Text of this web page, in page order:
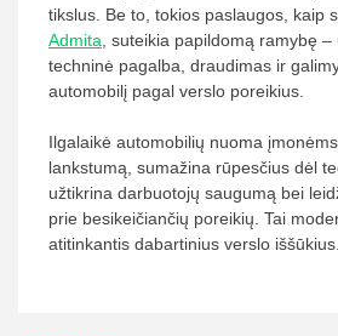
tikslus. Be to, tokios paslaugos, kaip
Admita, suteikia papildomą ramybę –
techninė pagalba, draudimas ir
automobilį pagal verslo poreikius.
Ilgalaikė automobilių nuoma
lankstumą, sumažina rūpesčius dėl
užtikrina darbuotojų saugumą bei
prie besikeičiančių poreikių. Tai
atitinkantis dabartinius verslo iššūkius.